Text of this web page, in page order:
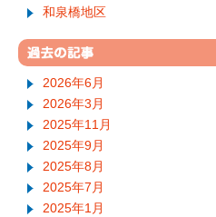
和泉橋地区
2026年6月
2026年3月
2025年11月
2025年9月
2025年8月
2025年7月
2025年1月